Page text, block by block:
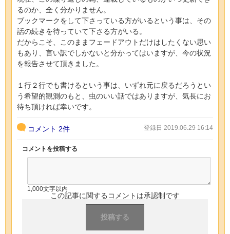
るのか、全く分かりません。
ブックマークをして下さっている方がいるという事は、その
話の続きを待っていて下さる方がいる。
だからこそ、このままフェードアウトだけはしたくない思い
もあり、言い訳でしかないと分かってはいますが、今の状況
を報告させて頂きました。
１行２行でも書けるという事は、いずれ元に戻るだろうとい
う希望的観測のもと、虫のいい話ではありますが、気長にお
待ち頂ければ幸いです。
コメント 2件 登録日 2019.06.29 16:14
コメントを投稿する
1,000文字以内
この記事に関するコメントは承認制です